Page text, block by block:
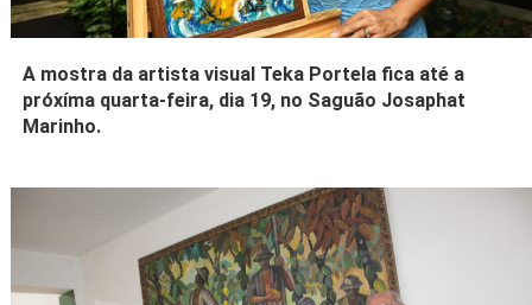
A mostra da artista visual Teka Portela fica até a
próxíma quarta-feira, dia 19, no Saguão Josaphat
Marinho.